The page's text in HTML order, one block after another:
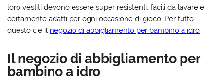
loro vestiti devono essere super resistenti, facili da lavare e
certamente adatti per ogni occasione di gioco. Per tutto
questo c’è il negozio di abbigliamento per bambino a idro.
Il negozio di abbigliamento per
bambino a idro